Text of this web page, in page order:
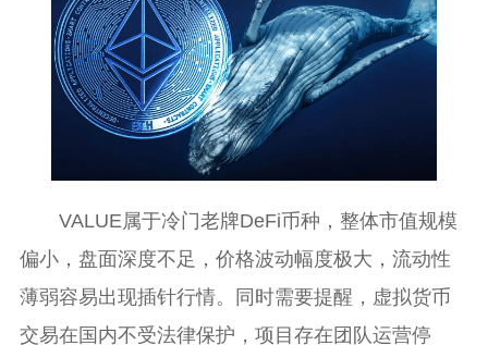
VALUE属于冷门老牌DeFi币种，整体市值规模
偏小，盘面深度不足，价格波动幅度极大，流动性
薄弱容易出现插针行情。同时需要提醒，虚拟货币
交易在国内不受法律保护，项目存在团队运营停